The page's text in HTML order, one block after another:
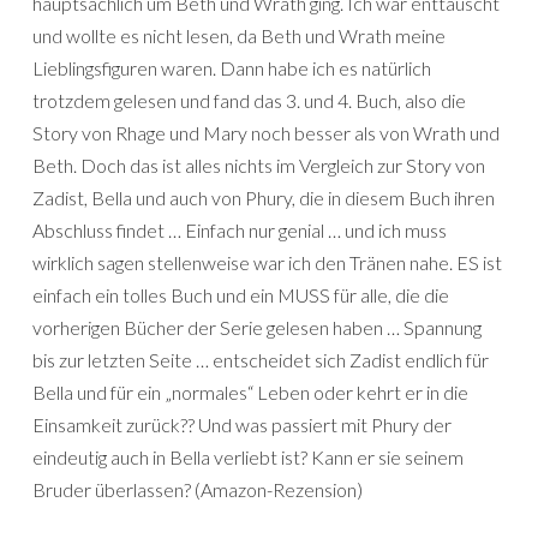
und wollte es nicht lesen, da Beth und Wrath meine
Lieblingsfiguren waren. Dann habe ich es natürlich
trotzdem gelesen und fand das 3. und 4. Buch, also die
Story von Rhage und Mary noch besser als von Wrath und
Beth. Doch das ist alles nichts im Vergleich zur Story von
Zadist, Bella und auch von Phury, die in diesem Buch ihren
Abschluss findet … Einfach nur genial … und ich muss
wirklich sagen stellenweise war ich den Tränen nahe. ES ist
einfach ein tolles Buch und ein MUSS für alle, die die
vorherigen Bücher der Serie gelesen haben … Spannung
bis zur letzten Seite … entscheidet sich Zadist endlich für
Bella und für ein „normales“ Leben oder kehrt er in die
Einsamkeit zurück?? Und was passiert mit Phury der
eindeutig auch in Bella verliebt ist? Kann er sie seinem
Bruder überlassen? (Amazon-Rezension)